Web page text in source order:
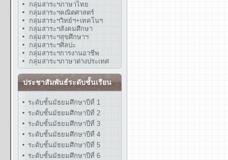
กลุ่มสาระฯภาษาไทย
กลุ่มสาระฯคณิตศาสตร์
กลุ่มสาระฯวิทย์ฯ+เทคโนฯ
กลุ่มสาระฯสังคมศึกษา
กลุ่มสาระฯสุขศึกษาฯ
กลุ่มสาระฯศิลปะ
กลุ่มสาระฯการงานอาชีพ
กลุ่มสาระฯภาษาต่างประเทศ
ประชาสัมพันธ์ระดับชั้นเรียน
ระดับชั้นมัธยมศึกษาปีที่ 1
ระดับชั้นมัธยมศึกษาปีที่ 2
ระดับชั้นมัธยมศึกษาปีที่ 3
ระดับชั้นมัธยมศึกษาปีที่ 4
ระดับชั้นมัธยมศึกษาปีที่ 5
ระดับชั้นมัธยมศึกษาปีที่ 6